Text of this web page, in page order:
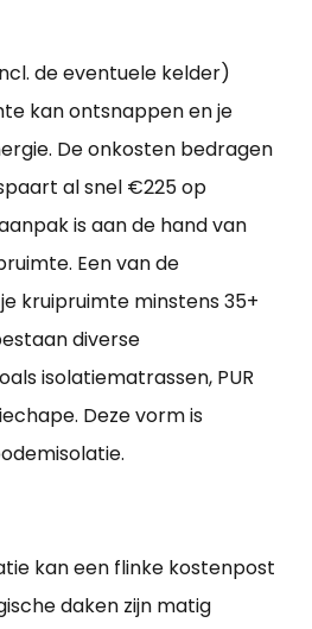
de eventuele kelder)
kan ontsnappen en je
De onkosten bedragen
al snel €225 op
is aan de hand van
Een van de
kruipruimte minstens 35+
diverse
isolatiematrassen, PUR
Deze vorm is
kan een flinke kostenpost
daken zijn matig